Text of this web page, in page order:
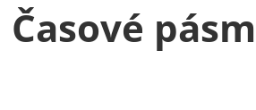
Časové